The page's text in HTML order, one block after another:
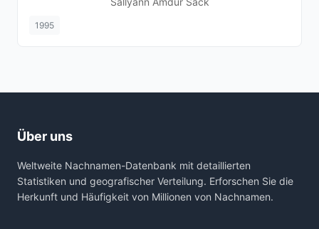
1995
Über uns
Weltweite Nachnamen-Datenbank mit detaillierten
Statistiken und geografischer Verteilung. Erforschen Sie die
Herkunft und Häufigkeit von Millionen von Nachnamen.